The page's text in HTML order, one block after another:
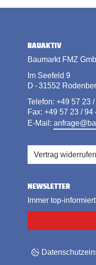
BAUAKTIV
Baumarkt FMZ
Im Seefeld 9
D - 31552
Telefon: +49 57 23
Fax: +49 57 23 / 94
E-Mail:
Vertrag widerrufen
NEWSLETTER
Immer top-